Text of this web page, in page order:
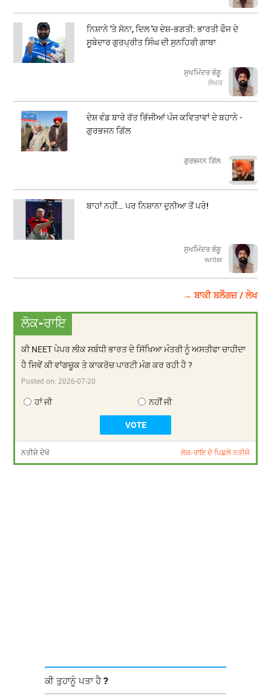
ਨਿਸ਼ਾਨੇ 'ਤੇ ਸੋਨਾ, ਦਿਲ 'ਚ ਦੇਸ਼-ਭਗਤੀ: ਭਾਰਤੀ ਫੌਜ ਦੇ
ਸੂਬੇਦਾਰ ਗੁਰਪ੍ਰੀਤ ਸਿੰਘ ਦੀ ਸੁਨਹਿਰੀ ਗਾਥਾ
ਸੁਖਮਿੰਦਰ ਭੰਗੂ
ਲੇਖਕ
ਦੇਸ਼ ਵੰਡ ਬਾਰੇ ਰੱਤ ਭਿੱਜੀਆਂ ਪੰਜ ਕਵਿਤਾਵਾਂ ਦੇ ਬਹਾਨੇ -
ਗੁਰਭਜਨ ਗਿੱਲ
​​​​​​​ਗੁਰਭਜਨ ਗਿੱਲ
ਬਾਹਾਂ ਨਹੀਂ… ਪਰ ਨਿਸ਼ਾਨਾ ਦੁਨੀਆ ਤੋਂ ਪਰੇ!
ਸੁਖਮਿੰਦਰ ਭੰਗੂ
writer
→ ਬਾਕੀ ਬਲੌਗਜ਼ / ਲੇਖ
ਲੋਕ-ਰਾਇ
ਕੀ NEET ਪੇਪਰ ਲੀਕ ਸਬੰਧੀ ਭਾਰਤ ਦੇ ਸਿੱਖਿਆ ਮੰਤਰੀ ਨੂੰ ਅਸਤੀਫਾ ਚਾਹੀਦਾ
ਹੈ ਜਿਵੇਂ ਕੀ ਵਾਂਗਚੂਕ ਤੇ ਕਾਕਰੋਚ ਪਾਰਟੀ ਮੰਗ ਕਰ ਰਹੀ ਹੈ ?
Posted on:2026-07-20
ਹਾਂ ਜੀ ਨਹੀਂ ਜੀ
ਨਤੀਜੇ ਦੇਖੋ ਲੋਕ-ਰਾਇ ਦੇ ਪਿਛਲੇ ਨਤੀਜੇ
ਕੀ ਤੁਹਾਨੂੰ ਪਤਾ ਹੈ ?